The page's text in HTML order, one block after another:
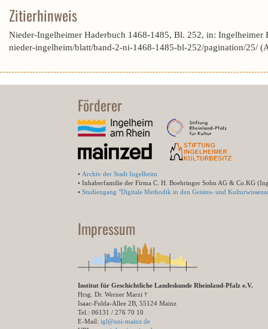
Zitierhinweis
Nieder-Ingelheimer Haderbuch 1468-1485, Bl. 252, in:
nieder-ingelheim/blatt/band-2-ni-1468-1485-bl-252/pagination/25/
Förderer
• Archiv der Stadt Ingelheim
• Inhaberfamilie der Firma C. H. Boehringer Sohn AG & Co.KG
• Studiengang "Digitale Methodik in den Geistes- und
Impressum
Institut für Geschichtliche Landeskunde Rheinland-Pfalz e.V.
Hrsg. Dr. Werner Marzi †
Isaac-Fulda-Allee 2B, 55124 Mainz
Tel.: 06131 / 276 70 10
E-Mail: igl@uni-mainz.de